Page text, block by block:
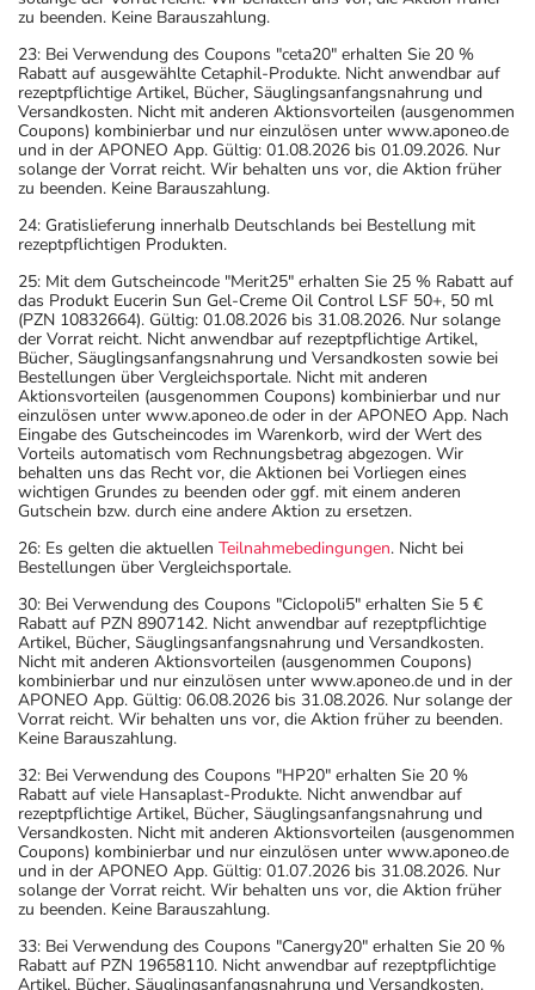
zu beenden. Keine Barauszahlung.
23: Bei Verwendung des Coupons "ceta20" erhalten Sie 20 %
Rabatt auf ausgewählte Cetaphil-Produkte. Nicht anwendbar auf
rezeptpflichtige Artikel, Bücher, Säuglingsanfangsnahrung und
Versandkosten. Nicht mit anderen Aktionsvorteilen (ausgenommen
Coupons) kombinierbar und nur einzulösen unter www.aponeo.de
und in der APONEO App. Gültig: 01.08.2026 bis 01.09.2026. Nur
solange der Vorrat reicht. Wir behalten uns vor, die Aktion früher
zu beenden. Keine Barauszahlung.
24: Gratislieferung innerhalb Deutschlands bei Bestellung mit
rezeptpflichtigen Produkten.
25: Mit dem Gutscheincode "Merit25" erhalten Sie 25 % Rabatt auf
das Produkt Eucerin Sun Gel-Creme Oil Control LSF 50+, 50 ml
(PZN 10832664). Gültig: 01.08.2026 bis 31.08.2026. Nur solange
der Vorrat reicht. Nicht anwendbar auf rezeptpflichtige Artikel,
Bücher, Säuglingsanfangsnahrung und Versandkosten sowie bei
Bestellungen über Vergleichsportale. Nicht mit anderen
Aktionsvorteilen (ausgenommen Coupons) kombinierbar und nur
einzulösen unter www.aponeo.de oder in der APONEO App. Nach
Eingabe des Gutscheincodes im Warenkorb, wird der Wert des
Vorteils automatisch vom Rechnungsbetrag abgezogen. Wir
behalten uns das Recht vor, die Aktionen bei Vorliegen eines
wichtigen Grundes zu beenden oder ggf. mit einem anderen
Gutschein bzw. durch eine andere Aktion zu ersetzen.
26: Es gelten die aktuellen Teilnahmebedingungen. Nicht bei
Bestellungen über Vergleichsportale.
30: Bei Verwendung des Coupons "Ciclopoli5" erhalten Sie 5 €
Rabatt auf PZN 8907142. Nicht anwendbar auf rezeptpflichtige
Artikel, Bücher, Säuglingsanfangsnahrung und Versandkosten.
Nicht mit anderen Aktionsvorteilen (ausgenommen Coupons)
kombinierbar und nur einzulösen unter www.aponeo.de und in der
APONEO App. Gültig: 06.08.2026 bis 31.08.2026. Nur solange der
Vorrat reicht. Wir behalten uns vor, die Aktion früher zu beenden.
Keine Barauszahlung.
32: Bei Verwendung des Coupons "HP20" erhalten Sie 20 %
Rabatt auf viele Hansaplast-Produkte. Nicht anwendbar auf
rezeptpflichtige Artikel, Bücher, Säuglingsanfangsnahrung und
Versandkosten. Nicht mit anderen Aktionsvorteilen (ausgenommen
Coupons) kombinierbar und nur einzulösen unter www.aponeo.de
und in der APONEO App. Gültig: 01.07.2026 bis 31.08.2026. Nur
solange der Vorrat reicht. Wir behalten uns vor, die Aktion früher
zu beenden. Keine Barauszahlung.
33: Bei Verwendung des Coupons "Canergy20" erhalten Sie 20 %
Rabatt auf PZN 19658110. Nicht anwendbar auf rezeptpflichtige
Artikel, Bücher, Säuglingsanfangsnahrung und Versandkosten.